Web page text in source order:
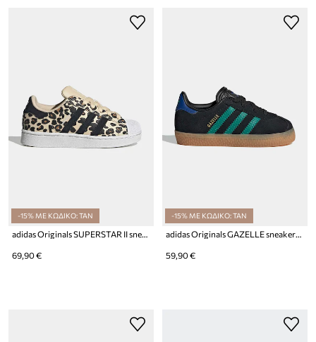
-15% ΜΕ ΚΩΔΙΚΟ: TAN
adidas Originals SUPERSTAR II sneakers παιδικά
69,90 €
-15% ΜΕ ΚΩΔΙΚΟ: TAN
adidas Originals GAZELLE sneakers παιδικά σουέτ
59,90 €